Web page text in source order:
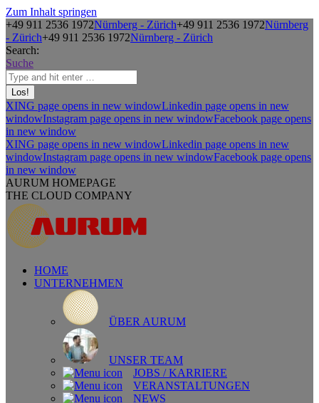
Zum Inhalt springen
+49 911 2536 1972Nürnberg - Zürich+49 911 2536 1972Nürnberg
- Zürich+49 911 2536 1972Nürnberg - Zürich
Search:
Suche
XING page opens in new windowLinkedin page opens in new
windowInstagram page opens in new windowFacebook page opens
in new window
XING page opens in new windowLinkedin page opens in new
windowInstagram page opens in new windowFacebook page opens
in new window
AURUM HOMEPAGE
THE CLOUD COMPANY
HOME
UNTERNEHMEN
ÜBER AURUM
UNSER TEAM
JOBS / KARRIERE
VERANSTALTUNGEN
NEWS